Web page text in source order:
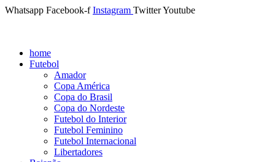
Whatsapp Facebook-f Instagram TwitterYoutube
home
Futebol
Amador
Copa América
Copa do Brasil
Copa do Nordeste
Futebol do Interior
Futebol Feminino
Futebol Internacional
Libertadores